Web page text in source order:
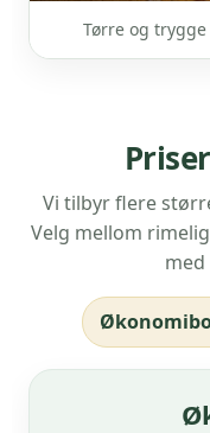
Tørre og
Vi tilbyr flere
Velg mellom